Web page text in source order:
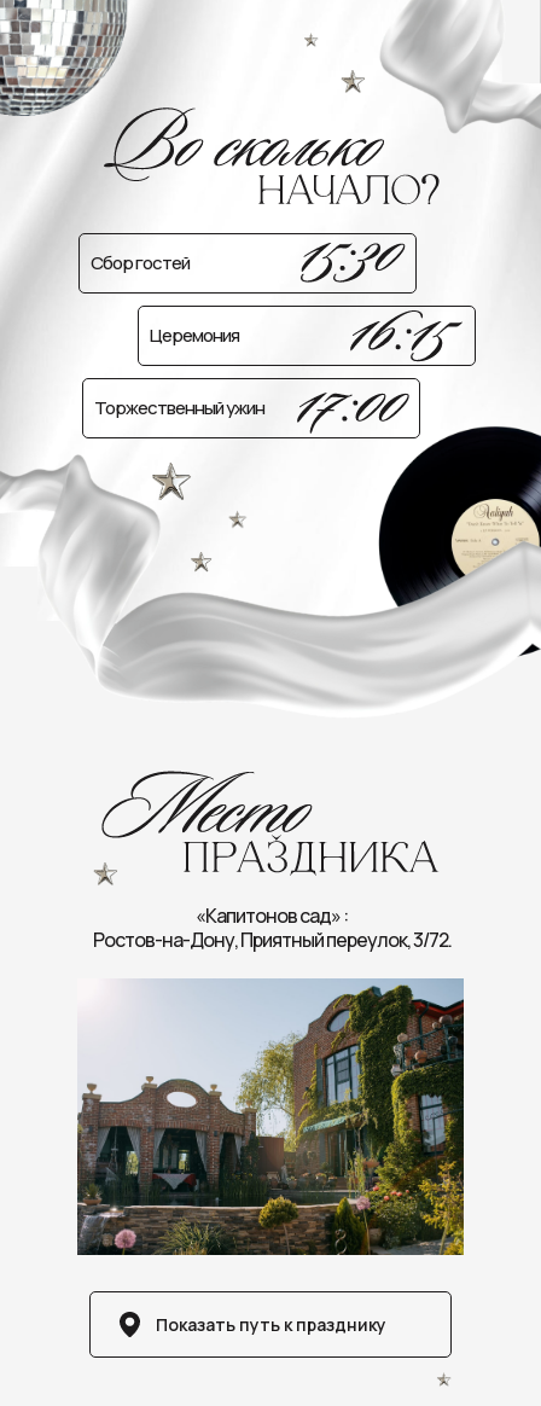
Сбор гостей
Церемония
Торжественный ужин
«Капитонов сад» :
Ростов-на-Дону, Приятный переулок, 3/72.
Показать путь к празднику
Дорогие наши гости! В день, когда мы
соединяем наши сердца, нам так хочется, чтобы
всё вокруг было наполнено особой красотой - и
вы в том числе! Пусть ваш образ будет
праздничным: без джинсов и футболок. Мужчин
мы просим не выбирать оттенки белого и
винного в своих костюмах, а прекрасным дамам -
оставить белый цвет для невесты.